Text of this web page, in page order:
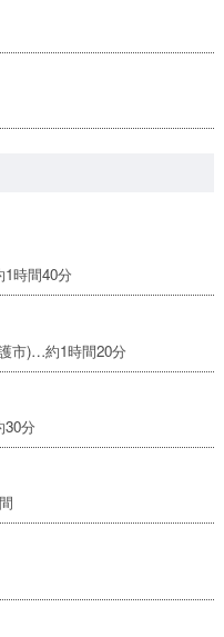
時間40分
市)…約1時間20分
分